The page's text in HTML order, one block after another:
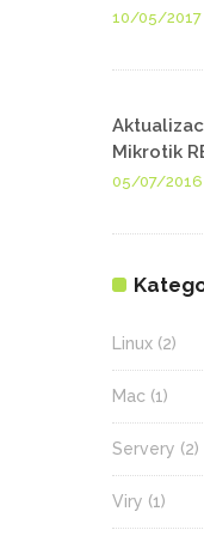
10/05/2017
Mikrotik
05/07/2016
Linux (2)
Mac (1)
Servery (2)
Viry (1)